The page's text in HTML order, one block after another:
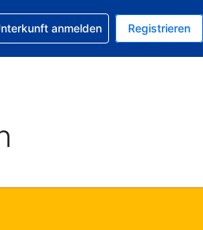
aktuelle Währung ist EUR
Ihre aktuelle Sprache ist
Ihrer Buchung erhalten
anmelden Registrieren